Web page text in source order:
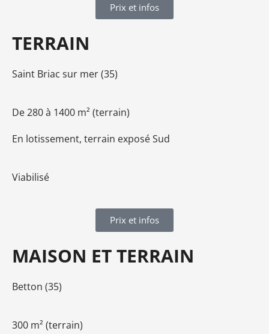
Prix et infos
TERRAIN
Saint Briac sur mer (35)
De 280 à 1400 m² (terrain)
En lotissement, terrain exposé Sud
Viabilisé
Prix et infos
MAISON ET TERRAIN
Betton (35)
300 m² (terrain)